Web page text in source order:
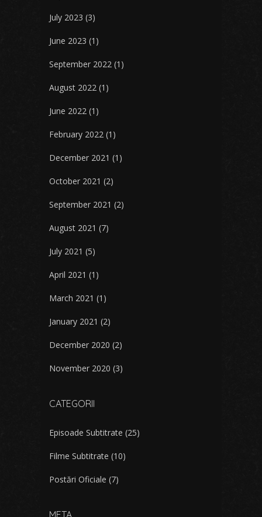
July 2023 (3)
June 2023 (1)
September 2022 (1)
August 2022 (1)
June 2022 (1)
February 2022 (1)
December 2021 (1)
October 2021 (2)
September 2021 (2)
August 2021 (7)
July 2021 (5)
April 2021 (1)
March 2021 (1)
January 2021 (2)
December 2020 (2)
November 2020 (3)
CATEGORII
Episoade Subtitrate (25)
Filme Subtitrate (10)
Postări Oficiale (7)
META